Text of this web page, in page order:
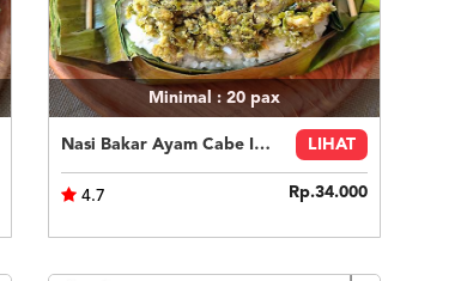
Minimal : 20pax
Nasi Bakar Ayam Cabe Ijo + Kerupuk LIHAT
4.7 Rp.34.000